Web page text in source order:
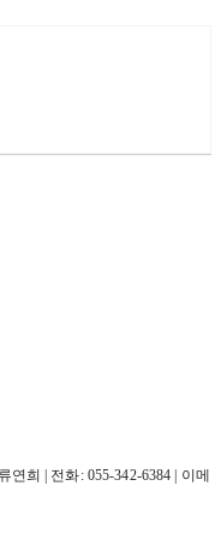
희 | 전화: 055-342-6384 | 이메